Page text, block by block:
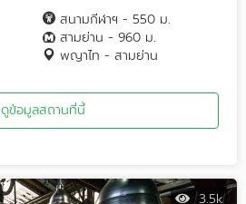
สนามกีฬาฯ - 550 ม.
สามย่าน - 960 ม.
พญาไท - สามย่าน
ดูข้อมูลสถานที่นี้
3.5k